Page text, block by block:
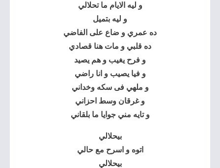
و ليه الايام ما تحلالي
و ليه بتميل
ده عمري و ضاع على الفاضي
ده قلبي و مات هنا قصادي
و فرح يغيب و هم يصيد
و فيا يصيب و انا راضي
و ملهي فى سكه وخداني
و غرقان وسط احزاني
و تايه مني جوايا ما بلقاني
بيحلالي
اتوه و اسرح مع حالي
بيحلالي